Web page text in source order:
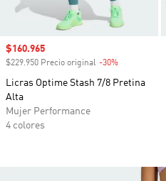
Precio de venta
$160.965
$229.950 Precio original -30%
Licras Optime Stash 7/8 Pretina
Alta
Mujer Performance
4 colores